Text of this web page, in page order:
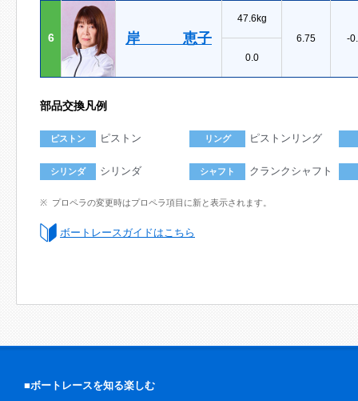
6 岸 恵子
47.6kg
6.75
-
0.0
部品交換凡例
ピストン ピストン リング ピストンリング
シリンダ シリンダ シャフト クランクシャフト
プロペラの変更時はプロペラ項目に新と表示されます。
ボートレースガイドはこちら
■ボートレースを知る楽しむ